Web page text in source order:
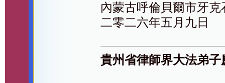
內蒙古呼倫貝爾市牙
二零二六年五月九日
貴州省律師界大法弟